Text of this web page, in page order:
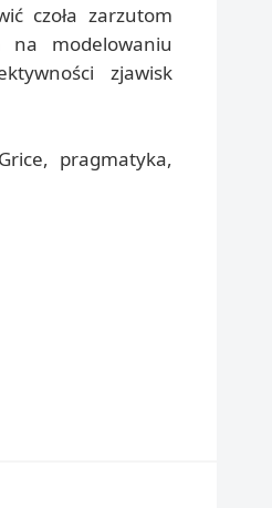
czoła zarzutom
na modelowaniu
zjawisk
pragmatyka,